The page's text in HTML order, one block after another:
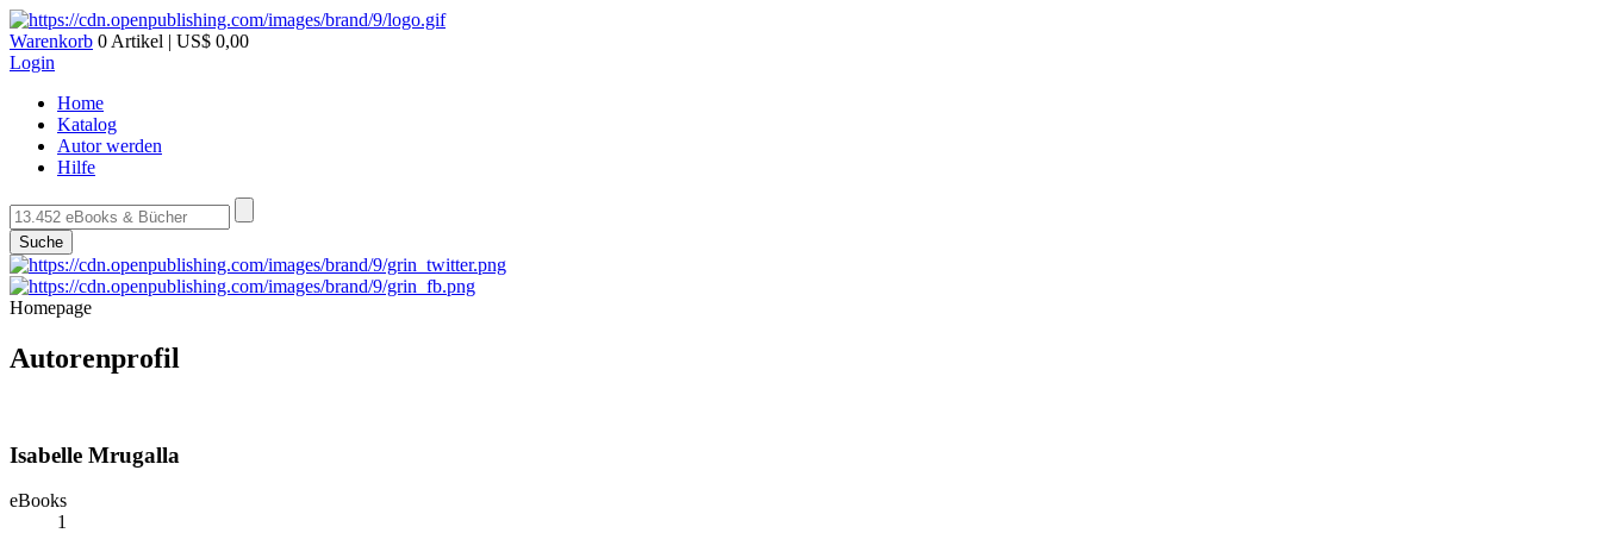
Warenkorb 0 Artikel | US$ 0,00
Login
Home
Katalog
Autor werden
Hilfe
Suche
Homepage
Autorenprofil
Isabelle Mrugalla
eBooks
1